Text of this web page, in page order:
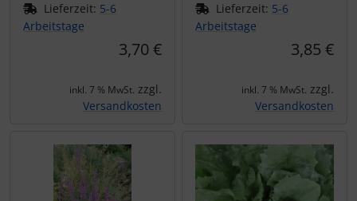
Lieferzeit: 5-6
Arbeitstage
3,70 €
inkl. 7 % MwSt. zzgl.
Versandkosten
Lieferzeit: 5-6
Arbeitstage
3,85 €
inkl. 7 % MwSt. zzgl.
Versandkosten